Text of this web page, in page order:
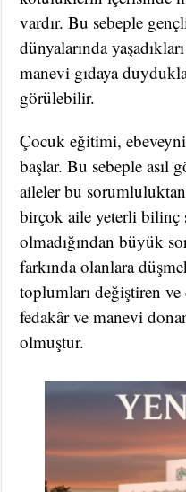
vardır. Bu sebeple
dünyalarında
manevi gıdaya
görülebilir.
Çocuk eğitimi,
başlar. Bu sebeple asıl
aileler bu
birçok aile yeterli bilinç
olmadığından büyük
farkında olanlara
toplumları değiştiren
fedakâr ve manevi
olmuştur.